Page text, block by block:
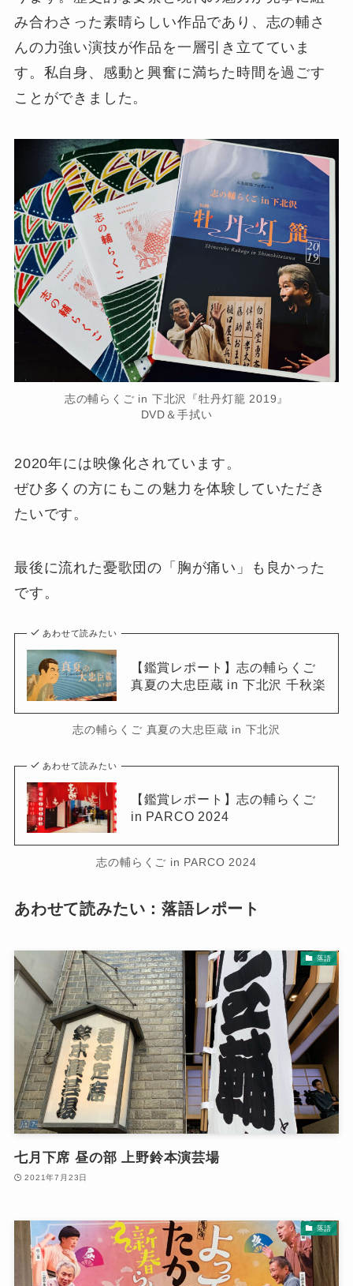
み合わさった素晴らしい作品であり、志の輔さ
んの力強い演技が作品を一層引き立てていま
す。私自身、感動と興奮に満ちた時間を過ごす
ことができました。
志の輔らくご in 下北沢『牡丹灯籠 2019』
DVD＆手拭い
2020年には映像化されています。
ぜひ多くの方にもこの魅力を体験していただき
たいです。
最後に流れた憂歌団の「胸が痛い」も良かった
です。
あわせて読みたい
【鑑賞レポート】志の輔らくご
真夏の大忠臣蔵 in 下北沢 千秋楽
志の輔らくご 真夏の大忠臣蔵 in 下北沢
あわせて読みたい
【鑑賞レポート】志の輔らくご
in PARCO 2024
志の輔らくご in PARCO 2024
あわせて読みたい：落語レポート
落語
七月下席 昼の部 上野鈴本演芸場
2021年7月23日
落語